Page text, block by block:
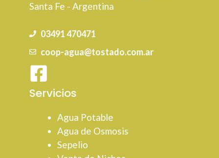
Santa Fe - Argentina
03491 470471
coop-agua@tostado.com.ar
Servicios
Agua Potable
Agua de Osmosis
Sepelio